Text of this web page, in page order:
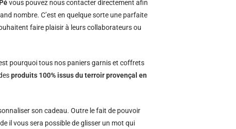
vous pouvez nous contacter directement afin
nombre. C’est en quelque sorte une parfaite
faire plaisir à leurs collaborateurs ou
pourquoi tous nos paniers garnis et coffrets
produits 100% issus du terroir provençal en
son cadeau. Outre le fait de pouvoir
il vous sera possible de glisser un mot qui